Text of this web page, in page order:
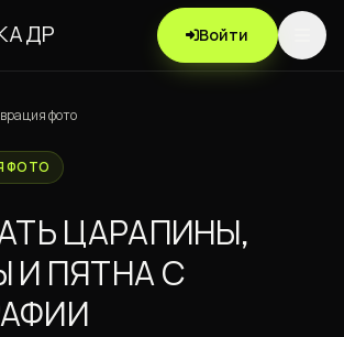
Войти
фото
ФОТО
ЦАРАПИНЫ,
И ПЯТНА С